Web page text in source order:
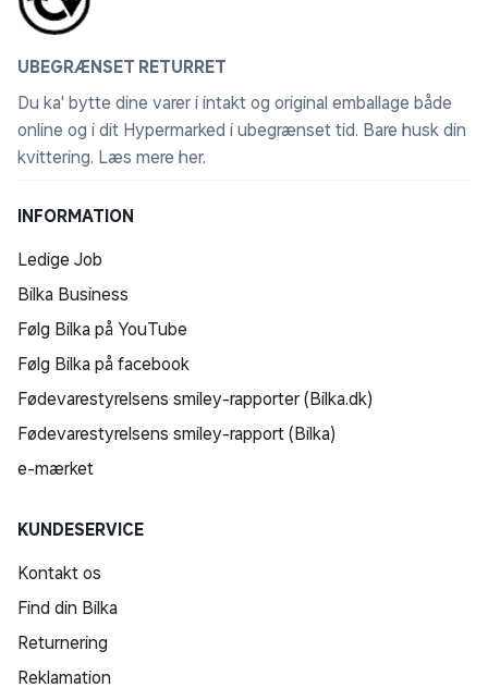
UBEGRÆNSET RETURRET
Du ka' bytte dine varer i intakt og original emballage både
online og i dit Hypermarked i ubegrænset tid. Bare husk din
kvittering. Læs mere her.
INFORMATION
Ledige Job
Bilka Business
Følg Bilka på YouTube
Følg Bilka på facebook
Fødevarestyrelsens smiley-rapporter (Bilka.dk)
Fødevarestyrelsens smiley-rapport (Bilka)
e-mærket
KUNDESERVICE
Kontakt os
Find din Bilka
Returnering
Reklamation